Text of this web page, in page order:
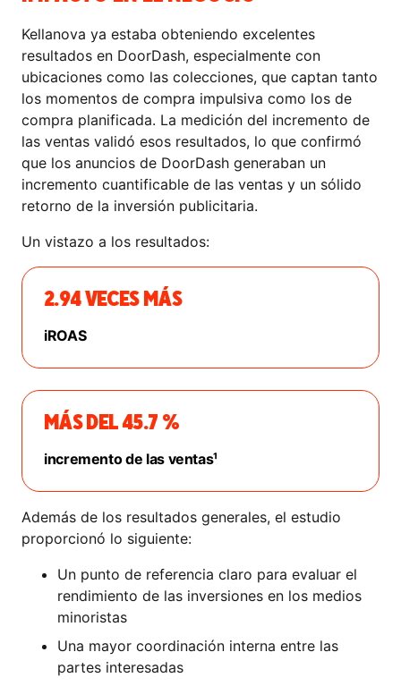
Kellanova ya estaba obteniendo excelentes
resultados en DoorDash, especialmente con
ubicaciones como las colecciones, que captan tanto
los momentos de compra impulsiva como los de
compra planificada. La medición del incremento de
las ventas validó esos resultados, lo que confirmó
que los anuncios de DoorDash generaban un
incremento cuantificable de las ventas y un sólido
retorno de la inversión publicitaria.
Un vistazo a los resultados:
2.94 VECES MÁS
iROAS
MÁS DEL 45.7 %
incremento de las ventas¹
Además de los resultados generales, el estudio
proporcionó lo siguiente:
Un punto de referencia claro para evaluar el
rendimiento de las inversiones en los medios
minoristas
Una mayor coordinación interna entre las
partes interesadas